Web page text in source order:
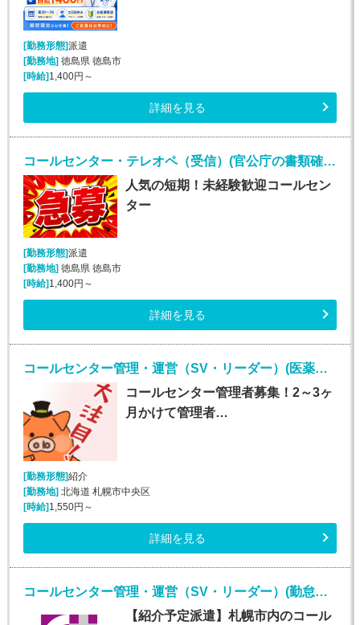
[勤務形態]派遣
[勤務地] 徳島県 徳島市
[時給] 1,400円～
詳細を見る
コールセンター・テレオペ（受信）(官公庁の書類確認コールセンターおよびデータ入力業務)
人気の短期！未経験歓迎コールセン
ター
[勤務形態]派遣
[勤務地] 徳島県 徳島市
[時給] 1,400円～
詳細を見る
コールセンター管理・運営（SV・リーダー）(医薬品通販受注業務)
コールセンター管理者募集！2～3ヶ
月かけて管理者…
[勤務形態]紹介
[勤務地] 北海道 札幌市中央区
[時給] 1,550円～
詳細を見る
コールセンター管理・運営（SV・リーダー）(勤怠管理システムヘルプデスク)
【紹介予定派遣】札幌市内のコール